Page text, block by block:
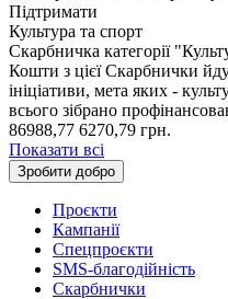
Підтримати
Культура та спорт
Скарбничка категорії
Кошти з цієї Скарбнички
ініціативи, мета яких -
всього зібрано
86988,77 6270,79 грн.
Показати всі
Зробити добро
Проєкти
Кампанії
Спецпроєкти
SMS-благодійність
Скарбнички